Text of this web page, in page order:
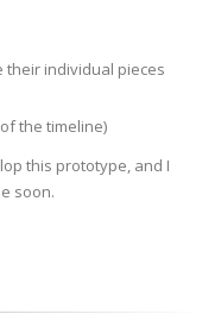
their individual pieces
the timeline)
this prototype, and I
soon.